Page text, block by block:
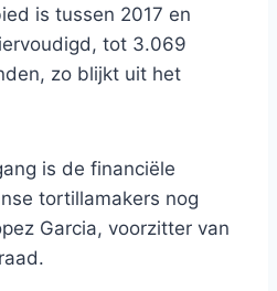
is tussen 2017 en
tot 3.069
zo blijkt uit het
is de financiële
tortillamakers nog
Garcia, voorzitter van